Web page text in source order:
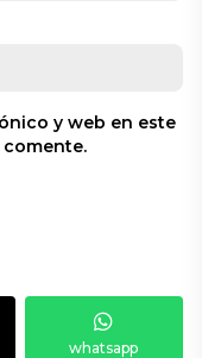
y web en este
comente.
whatsapp